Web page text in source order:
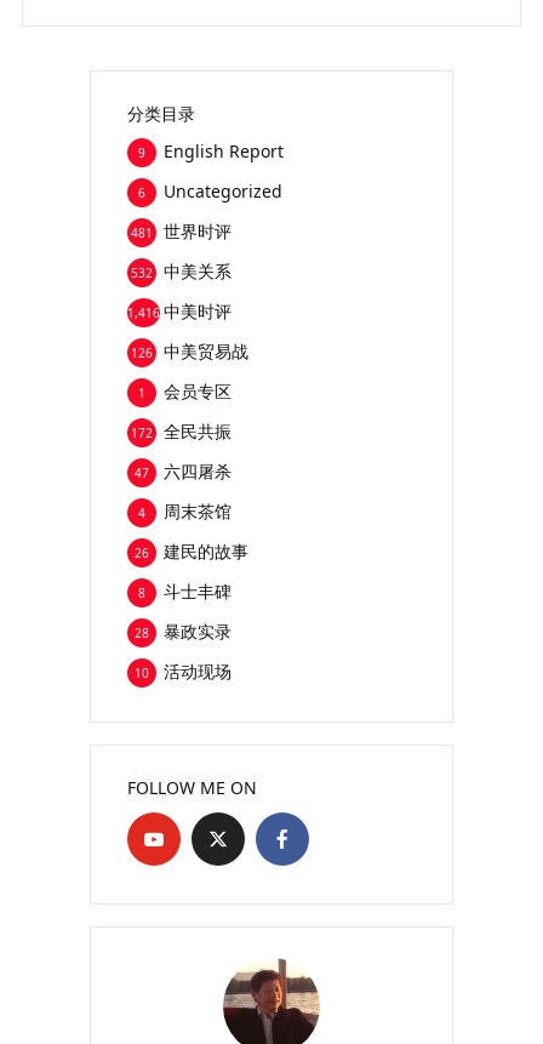
分类目录
English Report
9
Uncategorized
6
世界时评
481
中美关系
532
中美时评
1,416
中美贸易战
126
会员专区
1
全民共振
172
六四屠杀
47
周末茶馆
4
建民的故事
26
斗士丰碑
8
暴政实录
28
活动现场
10
FOLLOW ME ON